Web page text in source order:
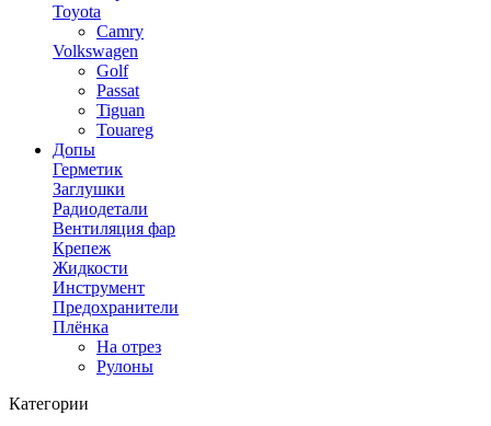
Toyota
Camry
Volkswagen
Golf
Passat
Tiguan
Touareg
Допы
Герметик
Заглушки
Радиодетали
Вентиляция фар
Крепеж
Жидкости
Инструмент
Предохранители
Плёнка
На отрез
Рулоны
Категории